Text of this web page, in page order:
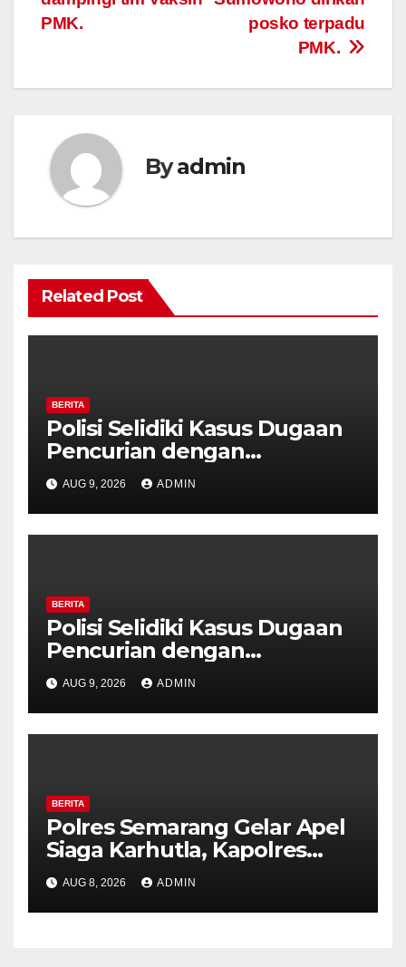
posko terpadu
PMK.
PMK.
Byadmin
Related Post
BERITA
Polisi Selidiki Kasus Dugaan
Pencurian dengan
Kekerasan di Counter HP
Royal Phone Ambarawa.
AUG 9, 2026 ADMIN
BERITA
Polisi Selidiki Kasus Dugaan
Pencurian dengan
Kekerasan di Counter HP
Royal Phone Ambarawa.
AUG 9, 2026 ADMIN
BERITA
Polres Semarang Gelar Apel
Siaga Karhutla, Kapolres
Tekankan Sinergi dan
Kesiapsiagaan Hadapi Musim
Kemarau.
AUG 8, 2026 ADMIN